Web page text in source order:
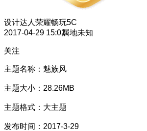
设计达人 荣耀畅玩5C
2017-04-29 15:02属地未知
关注
主题名称：魅族风
主题大小：28.26MB
主题格式：大主题
发布时间：2017-3-29